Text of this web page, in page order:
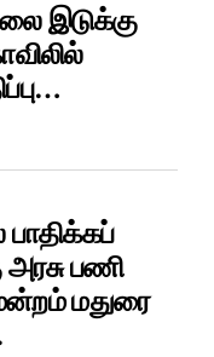
இடுக்கு
பாதிக்கப்
பணி
மதுரை